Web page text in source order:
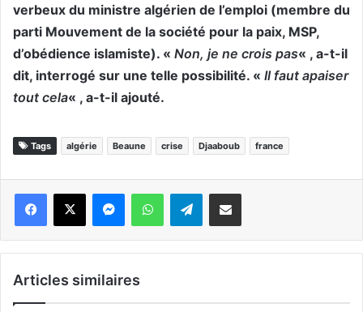
verbeux du ministre algérien de l’emploi (membre du
parti Mouvement de la société pour la paix, MSP,
d’obédience islamiste). « Non, je ne crois pas« , a-t-il
dit, interrogé sur une telle possibilité. « Il faut apaiser
tout cela« , a-t-il ajouté.
Tags algérie Beaune crise Djaaboub france
WhatsApp Telegram
Articles similaires